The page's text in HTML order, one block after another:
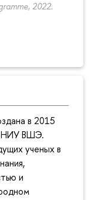
2022.
в 2015
НИУ ВШЭ.
ученых в
и